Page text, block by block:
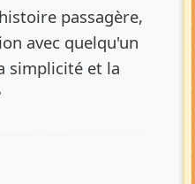
passagère,
avec quelqu'un
simplicité et la